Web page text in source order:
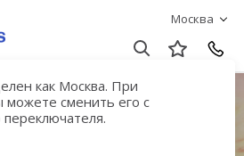
Москва
как Москва. При
сменить его с